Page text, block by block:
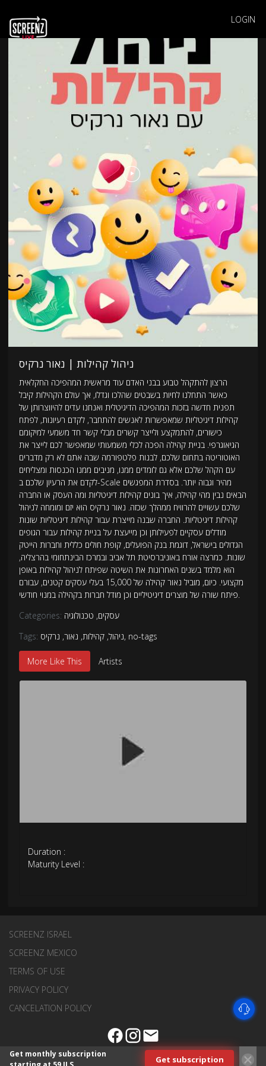
LOGIN
ניהול קהילות | נאור נרקיס
הרצון להתקהל טבוע בבני האדם עוד מראשית המהפיכה החקלאית
כאשר התחלנו לחיות בשבטים שהלכו וגדלו, אך עולם הקהילות קיבל
תפנית חדשה בזכות המהפיכה הדיגיטלית ואנחנו עדים להיווצרותן של
קהילות דיגיטליות שמאפשרות לאנשים להתחבר, לקדם רעיונות, לפתח
כישורים, להתמקצע ולייצר קשרים מבלי קשר חד משמעי למיקומם
הגיאוגרפי. בניית קהילה הפכה לכלי משמעותי שמאפשר לכם לייצר את
האוטוריטה בתחום שלכם, לבנות פלטפורמה שבה אתם לא רק מדברים
עם הקהל שלכם אלא גם לומדים ממנו, מניבים ממנו הכנסות ומצליחים
לקדם את הרעיון שלכם ב-Scale מהיר וגבוה יותר. בסדרת המפגשים
הבאים נבין מהי קהילה, איך בונים קהילות דיגיטליות ומה העסק או החברה
שלכם עשויים להרוויח ממהלך שכזה. נאור נרקיס הוא יזם ומומחה לניהול
קהילות דיגיטליות. החברה שבנה מייצרת עבור קהילות דיגיטליות שונות
מודלים עסקיים לפעילותן וכן מייעצת על בניית קהילות עבור הגופים
הגדולים בישראל, דוגמת בנק הפועלים, קופת חולים כללית וחברות הייטק
שונות. כמרצה אורח באוניברסיטת תל אביב ובמרכז הבינתחומי בהרצליה,
הוא מלמד בשנים האחרונות את השיטה שפיתח לניהול קהילות באופן
מקצועי. כיום, מוביל נאור קהילה של 15,000 בעלי עסקים קטנים, עבורם
פיתח שורה של מוצרים דיגיטיליים וכן מודל חברות בקהילה במנוי חודשי.
Categories:
עסקים, טכנולוגיה
Tags:
ניהול,קהילות, נאור, נרקיס , no-tags
More Like This Artists
Duration :
Maturity Level :
SCREENZ ISRAEL
SCREENZ MEXICO
TERMS OF USE
PRIVACY POLICY
CANCELATION POLICY
Get monthly subscription
Get subscription